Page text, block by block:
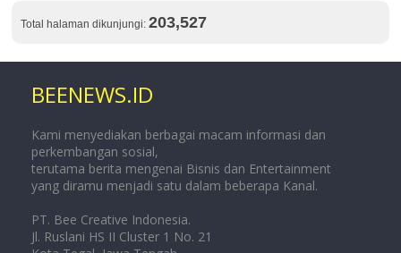
Total halaman dikunjungi:203,527
BEENEWS.ID
Kami menyediakan berbagai macam informasi dan
perkembangan sosial,
terutama berita mengenai Bisnis dan Entertainment
yang diramu menjadi satu dalam beberapa Kanal.
PT. Bee Creative Indonesia.
Jl. Ruslani HS II Cluster 1 No. 21